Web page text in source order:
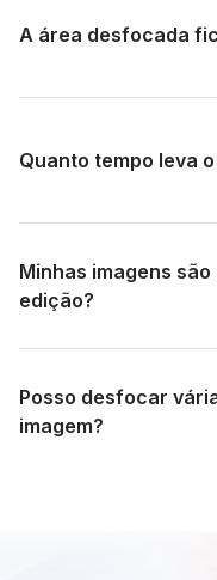
A área desfocada
Quanto tempo leva
Minhas imagens
edição?
Posso desfocar
imagem?